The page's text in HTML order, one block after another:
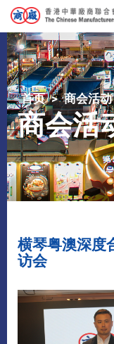
首页 商会活动
商会活
横琴粤澳深度
访会